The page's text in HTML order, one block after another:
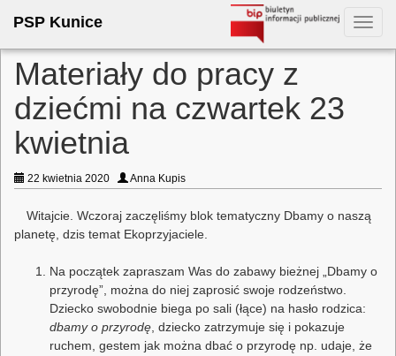
PSP Kunice
Materiały do pracy z
dziećmi na czwartek 23
kwietnia
22 kwietnia 2020 Anna Kupis
Witajcie. Wczoraj zaczęliśmy blok tematyczny Dbamy o naszą
planetę, dzis temat Ekoprzyjaciele.
Na początek zapraszam Was do zabawy bieżnej „Dbamy o
przyrodę”, można do niej zaprosić swoje rodzeństwo.
Dziecko swobodnie biega po sali (łące) na hasło rodzica:
dbamy o przyrodę , dziecko zatrzymuje się i pokazuje
ruchem, gestem jak można dbać o przyrodę np. udaje, że